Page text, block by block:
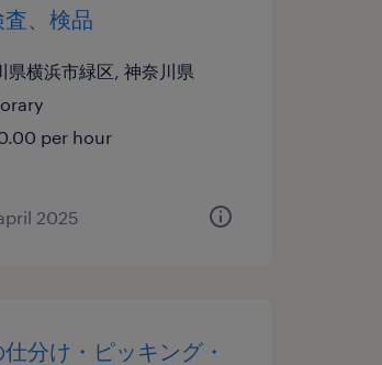
、検品
県横浜市緑区, 神奈川県
per hour
2025
分け・ピッキング・